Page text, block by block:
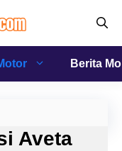
Berita
Aveta